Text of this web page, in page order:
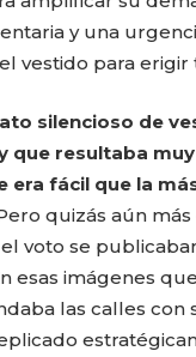
y una
vestido para
silencioso de
que resultaba
fácil que la
quizás aún
voto se
esas imágenes
las calles